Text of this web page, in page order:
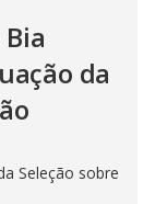
da
Seleção sobre